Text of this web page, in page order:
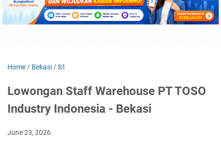
Home / Bekasi /S1
Lowongan Staff Warehouse PT TOSO
Industry Indonesia - Bekasi
June 23, 2026